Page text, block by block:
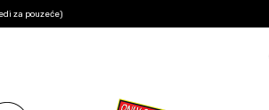
za pouzeće)